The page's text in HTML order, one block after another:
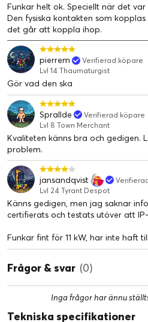
Funkar helt ok. Speciellt när det
Den fysiska kontakten som
det går att koppla ihop.
pierrem
Verifierad köpare
Lvl 14 Thaumaturgist
Gör vad den ska
Sprallde
Verifierad köpare
Lvl 8 Town Merchant
Kvaliteten känns bra och gedigen.
problem.
jansandqvist
Lvl 24 Tyrant Despot
Känns gedigen, men jag saknar
certifierats och testats utöver att
Funkar fint för 11 kW, har inte haft
Frågor & svar (0)
Inga frågor har ännu
Tekniska specifikationer